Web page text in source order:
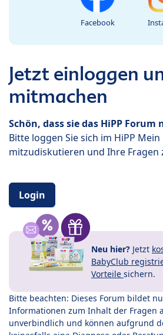
Facebook
Jetzt einloggen
mitmachen
Schön, dass sie das HiPP
Bitte loggen Sie sich im HiPP
mitzudiskutieren und Ihre Fragen
Login
Neu hier? Jetzt
BabyClub
Vorteile sichern.
Bitte beachten: Dieses Forum bildet
Informationen zum Inhalt der Fragen
unverbindlich und können aufgrund